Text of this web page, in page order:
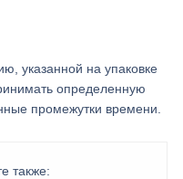
указанной на упаковке
определенную
промежутки времени.
также: